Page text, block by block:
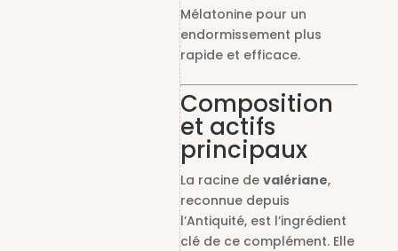
Mélatonine pour un
endormissement plus
rapide et efficace.
Composition
et actifs
principaux
La racine devalériane,
reconnue depuis
l’Antiquité, est l’ingrédient
clé de ce complément. Elle